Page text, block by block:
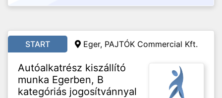
START Eger, PAJTÓK Commercial Kft.
Autóalkatrész kiszállító
munka Egerben, B
kategóriás jogosítvánnyal